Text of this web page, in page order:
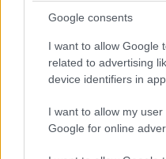
Google consents
I want to allow Google
related to advertising
device identifiers in
I want to allow my
Google for online
TRENDING